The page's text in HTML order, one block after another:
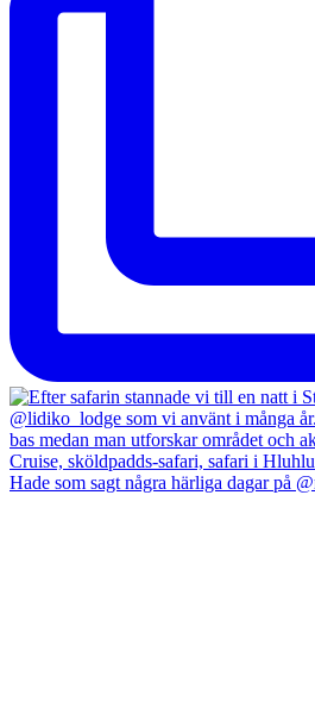
Hade som sagt några härliga dagar på